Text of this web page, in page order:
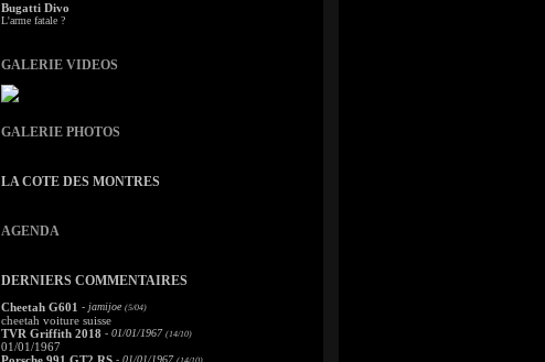
Bugatti Divo
L'arme fatale ?
GALERIE VIDEOS
GALERIE PHOTOS
LA COTE DES MONTRES
AGENDA
DERNIERS COMMENTAIRES
Cheetah G601 - jamijoe (5/04)
cheetah voiture suisse
TVR Griffith 2018 - 01/01/1967 (14/10)
01/01/1967
- 01/01/1967